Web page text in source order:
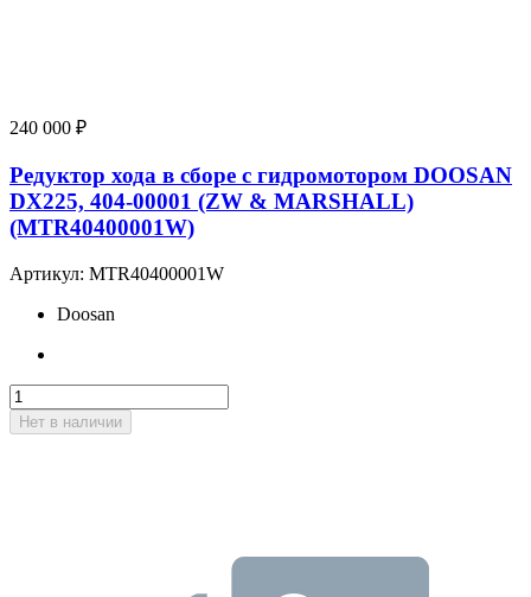
240 000 ₽
Редуктор хода в сборе с гидромотором DOOSAN
DX225, 404-00001 (ZW & MARSHALL)
(MTR40400001W)
Артикул: MTR40400001W
Doosan
Нет в наличии